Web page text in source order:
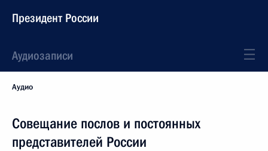
Президент России
Аудиозаписи
Аудио
Совещание послов и постоянных
представителей России